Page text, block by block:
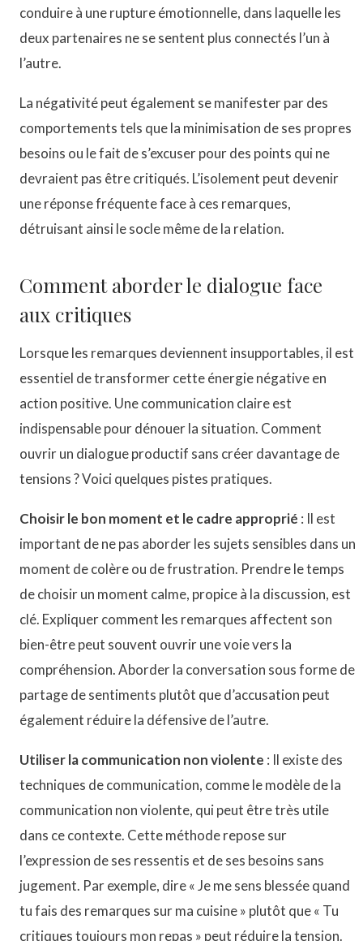
conduire à une rupture émotionnelle, dans laquelle les
deux partenaires ne se sentent plus connectés l’un à
l’autre.
La négativité peut également se manifester par des
comportements tels que la minimisation de ses propres
besoins ou le fait de s’excuser pour des points qui ne
devraient pas être critiqués. L’isolement peut devenir
une réponse fréquente face à ces remarques,
détruisant ainsi le socle même de la relation.
Comment aborder le dialogue face
aux critiques
Lorsque les remarques deviennent insupportables, il est
essentiel de transformer cette énergie négative en
action positive. Une communication claire est
indispensable pour dénouer la situation. Comment
ouvrir un dialogue productif sans créer davantage de
tensions ? Voici quelques pistes pratiques.
Choisir le bon moment et le cadre approprié : Il est
important de ne pas aborder les sujets sensibles dans un
moment de colère ou de frustration. Prendre le temps
de choisir un moment calme, propice à la discussion, est
clé. Expliquer comment les remarques affectent son
bien-être peut souvent ouvrir une voie vers la
compréhension. Aborder la conversation sous forme de
partage de sentiments plutôt que d’accusation peut
également réduire la défensive de l’autre.
Utiliser la communication non violente : Il existe des
techniques de communication, comme le modèle de la
communication non violente, qui peut être très utile
dans ce contexte. Cette méthode repose sur
l’expression de ses ressentis et de ses besoins sans
jugement. Par exemple, dire « Je me sens blessée quand
tu fais des remarques sur ma cuisine » plutôt que « Tu
critiques toujours mon repas » peut réduire la tension.